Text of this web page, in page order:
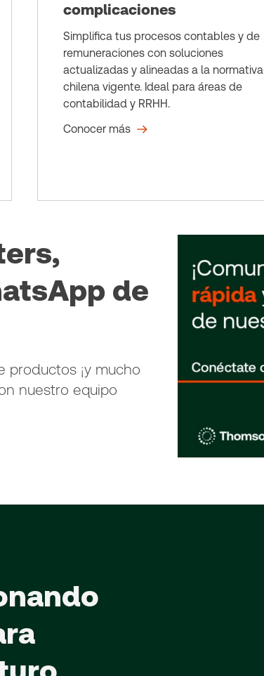
complicaciones
Simplifica tus procesos contables y de
remuneraciones con soluciones
actualizadas y alineadas a la normativa
chilena vigente. Ideal para áreas de
contabilidad y RRHH.
Conocer más
de
productos ¡y mucho
nuestro equipo